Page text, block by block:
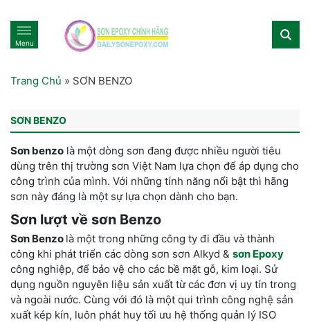
Menu
Trang Chủ » SƠN BENZO
SƠN BENZO
Sơn benzo là một dòng sơn đang được nhiều người tiêu
dùng trên thị trường sơn Việt Nam lựa chọn để áp dụng cho
công trình của mình. Với những tính năng nổi bật thì hãng
sơn này đáng là một sự lựa chọn dành cho bạn.
Sơn lượt về sơn Benzo
Sơn Benzo là một trong những công ty đi đầu và thành
công khi phát triển các dòng sơn sơn Alkyd & sơn Epoxy
công nghiệp, để bảo vệ cho các bề mặt gỗ, kim loại. Sử
dụng nguồn nguyên liệu sản xuất từ các đơn vị uy tín trong
và ngoài nước. Cùng với đó là một qui trình công nghệ sản
xuất kép kín, luôn phát huy tối ưu hệ thống quản lý ISO